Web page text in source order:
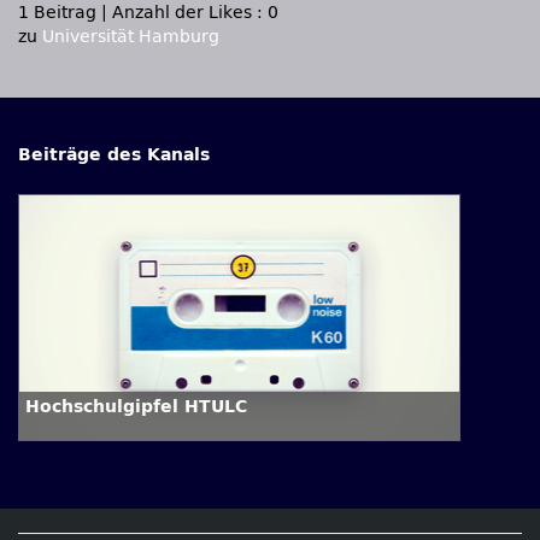
1 Beitrag
Anzahl der Likes : 0
zu Universität Hamburg
Beiträge des Kanals
Hochschulgipfel HTULC